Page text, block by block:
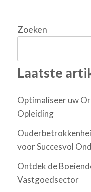
Zoeken
Laatste
Optimaliseer uw
Opleiding
voor Succesvol
Ontdek de
Vastgoedsector